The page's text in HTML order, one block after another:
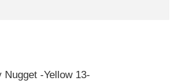
Nugget -Yellow 13-